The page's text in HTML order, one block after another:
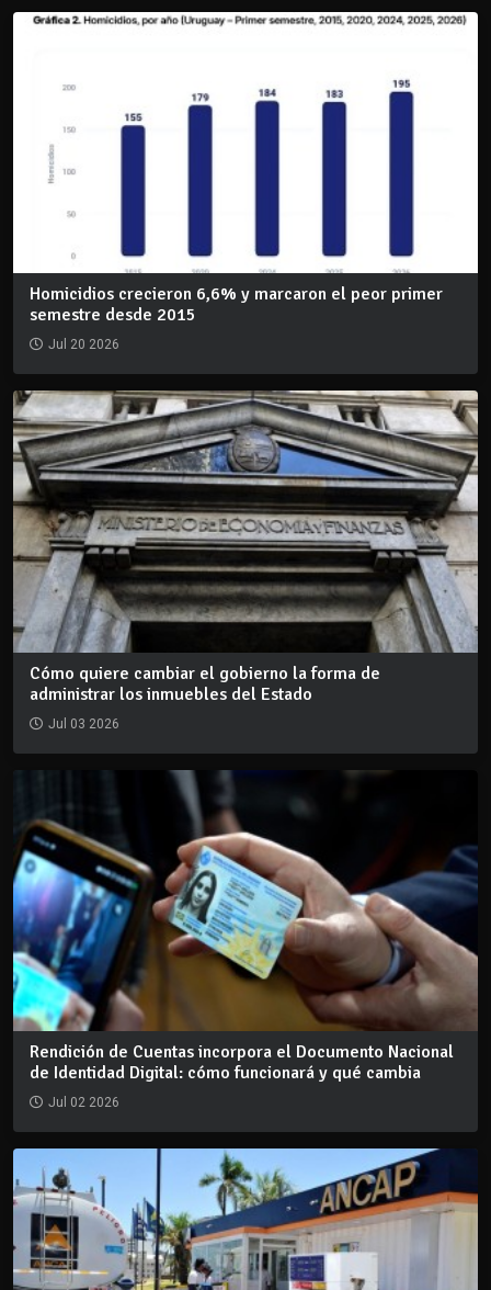
Homicidios crecieron 6,6% y marcaron el peor primer
semestre desde 2015
Jul 20 2026
Cómo quiere cambiar el gobierno la forma de
administrar los inmuebles del Estado
Jul 03 2026
Rendición de Cuentas incorpora el Documento Nacional
de Identidad Digital: cómo funcionará y qué cambia
Jul 02 2026